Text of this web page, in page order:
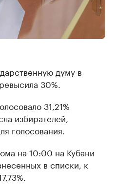
думу в
30%.
31,21%
избирателей,
голосования.
на 10:00 на Кубани
в списки, к